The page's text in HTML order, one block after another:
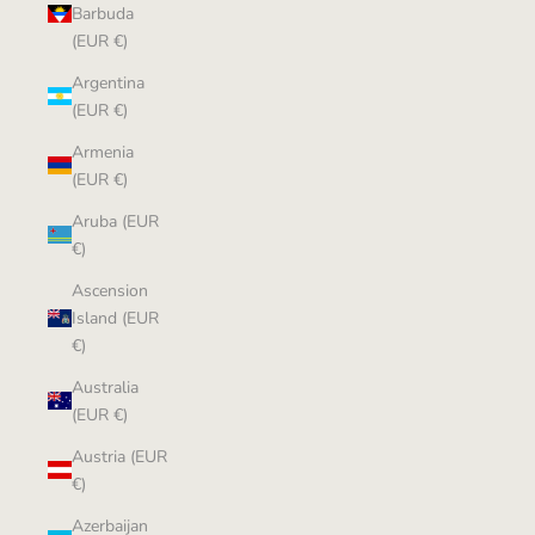
Barbuda
(EUR €)
Argentina
(EUR €)
Armenia
(EUR €)
Aruba (EUR
€)
Ascension
Island (EUR
€)
Australia
(EUR €)
Austria (EUR
€)
Azerbaijan